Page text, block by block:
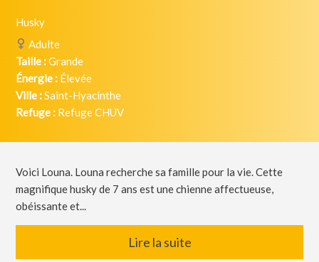
Husky
Adulte
Taille :Grande
Énergie : Élevée
Ville :Saint-Hyacinthe
Refuge : Refuge CHUV
Voici Louna. Louna recherche sa famille pour la vie. Cette
magnifique husky de 7 ans est une chienne affectueuse,
obéissante et...
Lire la suite